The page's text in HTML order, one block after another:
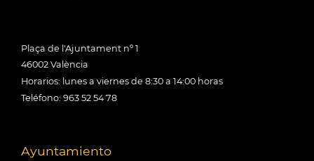
Plaça de l'Ajuntament nº 1
46002 València
Horarios: lunes a viernes de 8:30 a 14:00 horas
Teléfono: 963 52 54 78
Ayuntamiento